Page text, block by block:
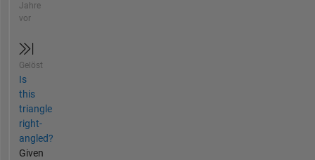
Jahre
vor
Gelöst
Is
this
triangle
right-
angled?
Given